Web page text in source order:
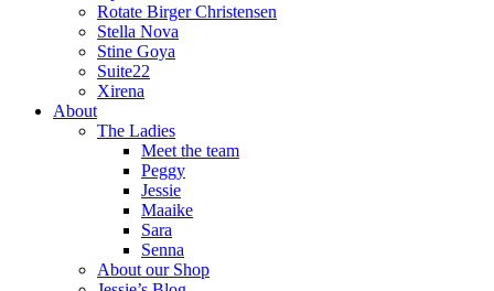
Rotate Birger Christensen
Stella Nova
Stine Goya
Suite22
Xirena
About
The Ladies
Meet the team
Peggy
Jessie
Maaike
Sara
Senna
About our Shop